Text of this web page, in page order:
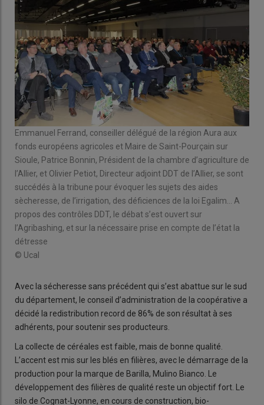
Emmanuel Ferrand, conseiller délégué de la région Aura aux
fonds européens agricoles et Maire de Saint-Pourçain sur
Sioule, Patrice Bonnin, Président de la chambre d’agriculture de
l’Allier, et Olivier Petiot, Directeur adjoint DDT de l’Allier, se sont
succédés à la tribune pour évoquer les sujets des aides
sècheresse, de l’irrigation, des déficiences de la loi Egalim… A
propos des contrôles DDT, le débat s’est ouvert sur
l’Agribashing, et sur la nécessaire prise en compte de l’état la
détresse
© Ucal
Avec la sécheresse sans précédent qui s’est abattue sur le sud
du département, le conseil d’administration de la coopérative a
décidé la redistribution record de 86% de son résultat à ses
adhérents, pour soutenir ses producteurs.
La collecte de céréales est faible, mais de bonne qualité.
L’accent est mis sur les blés en filières, avec le démarrage de la
production pour la marque de Barilla, Mulino Bianco. Le
développement des filières de qualité reste un objectif fort. Le
silo de Cognat-Lyonne, en cours de construction, bio-